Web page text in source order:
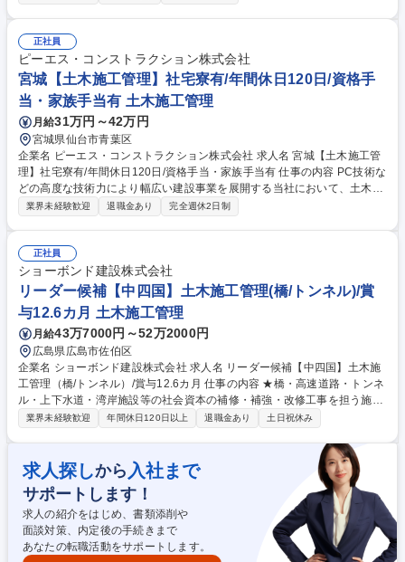
活かし、幅広い裁量権で存分に力を発揮したい方や、新卒・中途の垣根無
くキャリアアップを目指したい方にピッタリのポジションです。当社の土
木部門におけるプロジェクトを紹介しております。是非一度ご確認くださ
い。 https://www.psc.co.jp/kaisya/saiyou/special/project02.html 募集職種
東京【土木施工管理】社宅寮有/年間休日120日/資格手当・家族手当有
正社員
ピーエス・コンストラクション株式会社
宮城【土木施工管理】社宅寮有/年間休日120日/資格手
当・家族手当有 土木施工管理
月給31万円～42万円
宮城県仙台市青葉区
企業名 ピーエス・コンストラクション株式会社 求人名 宮城【土木施工管
理】社宅寮有/年間休日120日/資格手当・家族手当有 仕事の内容 PC技術な
どの高度な技術力により幅広い建設事業を展開する当社において、土木施
工管理をお任せいたします。橋梁をメインとして、道路/鉄道/空港/港湾/上
活かし、幅広い裁量権で存分に力を発揮したい方や、新卒・中途の垣根無
くキャリアアップを目指したい方にピッタリのポジションです。当社の土
木部門におけるプロジェクトを紹介しております。是非一度ご確認くださ
い。 https://www.psc.co.jp/kaisya/saiyou/special/project02.html 募集職種
宮城【土木施工管理】社宅寮有/年間休日120日/資格手当・家族手当有
業界未経験歓迎 退職金あり 完全週休2日制
正社員
ショーボンド建設株式会社
リーダー候補【中四国】土木施工管理(橋/トンネル)/賞
与12.6カ月 土木施工管理
月給43万7000円～52万2000円
広島県広島市佐伯区
企業名 ショーボンド建設株式会社 求人名 リーダー候補【中四国】土木施
工管理（橋/トンネル）/賞与12.6カ月 仕事の内容 ★橋・高速道路・トンネ
ル・上下水道・湾岸施設等の社会資本の補修・補強・改修工事を担う施工
管理として、末永く活躍頂ける方を募集しています。【仕事詳細】施工計
や本部との交渉・調整等【規模】5000～1億円程 度から3～10億円規模ま
で【工期】小規模で1年、大型で2～4年 ≪補修工事ならではの醍醐味≫新
設工事に比べ小さな案件が多いため、早くから一つの現場を任され、責任
を持って仕事に取り組むことが可能です。また、施工管理として経験を積
んだ後に、設計職へキャリアチェンジする方もおります。 募集職種 リー
ダー候補【中四国】土木施工管理（橋/トンネル）/賞与12.6カ月
業界未経験歓迎 年間休日120日以上 退職金あり 土日祝休み
求人探しから 入社まで
サポートします！
求人の紹介をはじめ、書類添削や
面談対策、内定後の手続きまで
あなたの転職活動をサポートします。